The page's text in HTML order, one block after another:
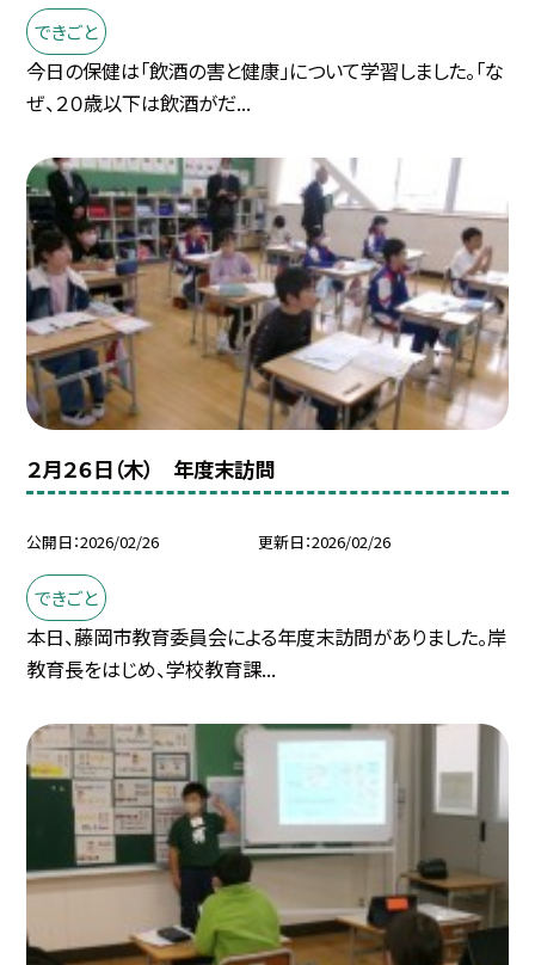
できごと
今日の保健は「飲酒の害と健康」について学習しました。「な
ぜ、２０歳以下は飲酒がだ...
２月２６日（木） 年度末訪問
公開日 2026/02/26 更新日 2026/02/26
できごと
本日、藤岡市教育委員会による年度末訪問がありました。岸
教育長をはじめ、学校教育課...